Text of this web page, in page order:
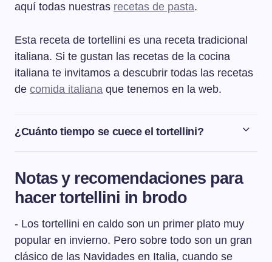
aquí todas nuestras recetas de pasta.
Esta receta de tortellini es una receta tradicional
italiana. Si te gustan las recetas de la cocina
italiana te invitamos a descubrir todas las recetas
de comida italiana que tenemos en la web.
¿Cuánto tiempo se cuece el tortellini?
Si el tortellini es fresco necesitará cocer 2 minutos
seco, necesitará entre 7 y 8 minutos de cocción.
Notas y recomendaciones para
hacer tortellini in brodo
- Los tortellini en caldo son un primer plato muy
popular en invierno. Pero sobre todo son un gran
clásico de las Navidades en Italia, cuando se